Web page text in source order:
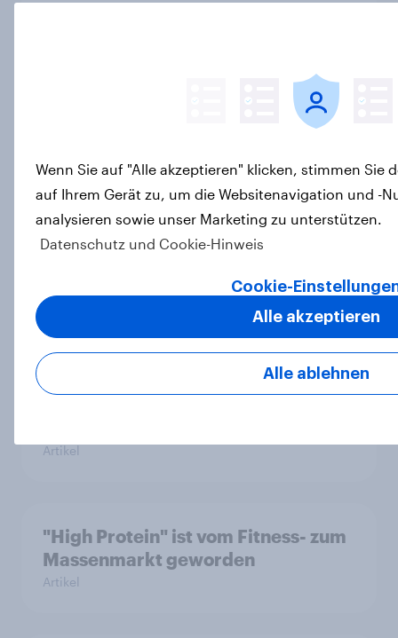
CHECK24 Reisen ist YouGovs
Biggest Buzz Mover im Juni 2026
Marken im Pride-Check 2026:
Zwischen Haltung und Wirkung
Nur Eigenmarken gewinnen hinzu:
Artikel
"High Protein" ist vom Fitness- zum
Massenmarkt geworden
Artikel
Wenn Sie auf "Alle akzeptieren" klicken, stimmen Sie
auf Ihrem Gerät zu, um die Websitenavigation und -
analysieren sowie unser Marketing zu unterstützen.
Datenschutz und Cookie-Hinweis
Cookie-
Alle ablehnen
Alle akzeptieren